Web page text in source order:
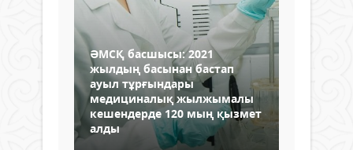
ӘМСҚ басшысы: 2021
жылдың басынан бастап
ауыл тұрғындары
медициналық жылжымалы
кешендерде 120 мың қызмет
алды